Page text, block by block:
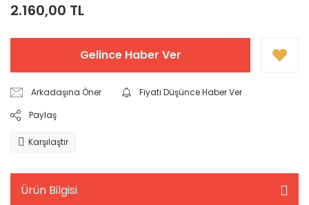
2.160,00 TL
Gelince Haber Ver
Arkadaşına Öner
Fiyatı Düşünce Haber Ver
Paylaş
Karşılaştır
Ürün Bilgisi